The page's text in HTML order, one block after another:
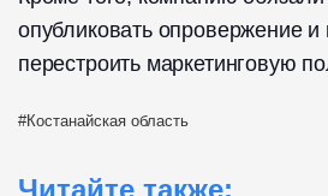
опубликовать опровержение и
перестроить маркетинговую
Костанайская область
Читайте также: